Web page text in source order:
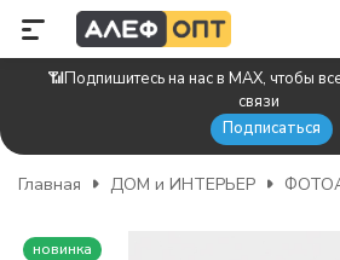
📶Подпишитесь на нас в MAX, чтобы
связи
Подписаться
Главная ДОМ и ИНТЕРЬЕР
новинка